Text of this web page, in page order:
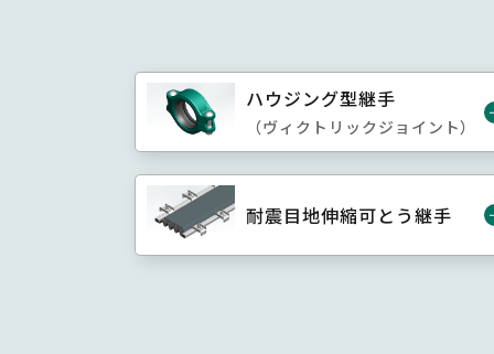
ハウジング型継手
（ヴィクトリックジョイント）
耐震目地伸縮可とう継手